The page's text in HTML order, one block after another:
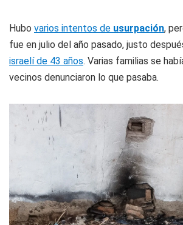
Hubo varios intentos de usurpación,
fue en julio del año pasado, justo
israelí de 43 años. Varias familias se
vecinos denunciaron lo que pasaba.